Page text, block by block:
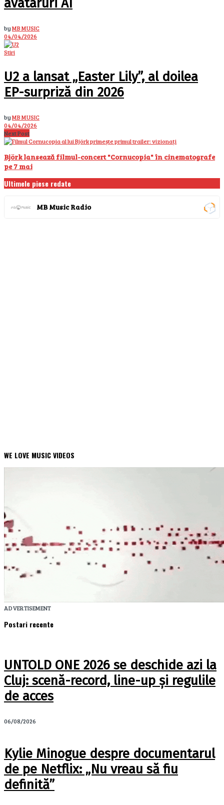
avataruri AI
byMB MUSIC
04/04/2026
Stiri
U2 a lansat „Easter Lily”, al doilea
EP-surpriză din 2026
byMB MUSIC
04/04/2026
Next Post
Björk lansează filmul-concert "Cornucopia" în cinematografe
pe 7 mai
Ultimele piese redate
MB Music Radio
WE LOVE MUSIC VIDEOS
ADVERTISEMENT
Postari recente
UNTOLD ONE 2026 se deschide azi la
Cluj: scenă-record, line-up și regulile
de acces
06/08/2026
Kylie Minogue despre documentarul
de pe Netflix: „Nu vreau să fiu
definită”